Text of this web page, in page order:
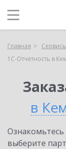
Главная
1С-Отчетность в
в
выберите